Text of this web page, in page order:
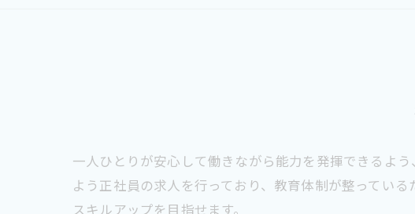
一人ひとりが安心して働きながら能力を発揮できるよ
よう正社員の求人を行っており、教育体制が整ってい
スキルアップを目指せます。